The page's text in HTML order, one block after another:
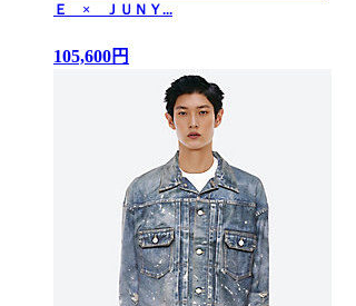
Ｅ × ＪＵＮＹ...
105,600円